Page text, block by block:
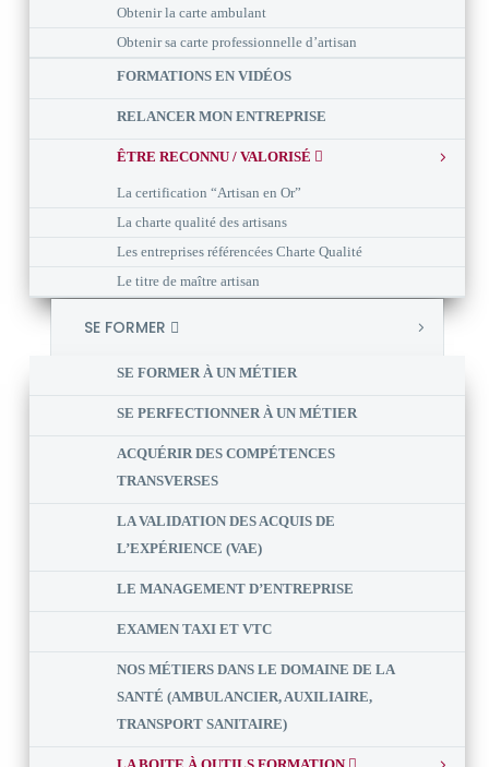
Obtenir la carte ambulant
Obtenir sa carte professionnelle d’artisan
FORMATIONS EN VIDÉOS
RELANCER MON ENTREPRISE
ÊTRE RECONNU / VALORISÉ
La certification “Artisan en Or”
La charte qualité des artisans
Les entreprises référencées Charte Qualité
Le titre de maître artisan
SE FORMER
SE FORMER À UN MÉTIER
SE PERFECTIONNER À UN MÉTIER
ACQUÉRIR DES COMPÉTENCES
TRANSVERSES
LA VALIDATION DES ACQUIS DE
L’EXPÉRIENCE (VAE)
LE MANAGEMENT D’ENTREPRISE
EXAMEN TAXI ET VTC
NOS MÉTIERS DANS LE DOMAINE DE LA
SANTÉ (AMBULANCIER, AUXILIAIRE,
TRANSPORT SANITAIRE)